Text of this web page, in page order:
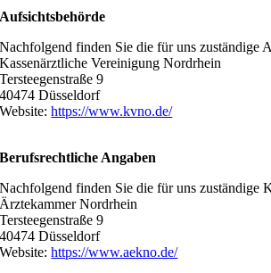
Aufsichtsbehörde
Nachfolgend finden Sie die für uns zuständige
Kassenärztliche Vereinigung Nordrhein
Tersteegenstraße 9
40474 Düsseldorf
Website:https://www.kvno.de/
Berufsrechtliche Angaben
Nachfolgend finden Sie die für uns zuständige
Ärztekammer Nordrhein
Tersteegenstraße 9
40474 Düsseldorf
Website:https://www.aekno.de/